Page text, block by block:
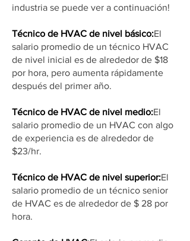
industria se puede ver a continuación!
Técnico de HVAC de nivel básico:El
salario promedio de un técnico HVAC
de nivel inicial es de alrededor de $18
por hora, pero aumenta rápidamente
después del primer año.
Técnico de HVAC de nivel medio:El
salario promedio de un HVAC con algo
de experiencia es de alrededor de
$23/hr.
Técnico de HVAC de nivel superior:El
salario promedio de un técnico senior
de HVAC es de alrededor de $ 28 por
hora.